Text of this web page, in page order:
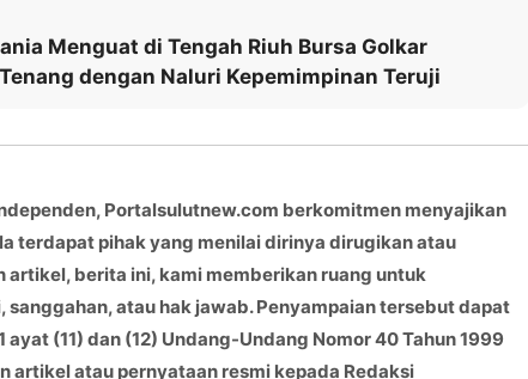
Menguat di Tengah Riuh Bursa Golkar
dengan Naluri Kepemimpinan Teruji
Portalsulutnew.com berkomitmen menyajikan
terdapat pihak yang menilai dirinya dirugikan atau
berita ini, kami memberikan ruang untuk
atau hak jawab. Penyampaian tersebut dapat
(11) dan (12) Undang-Undang Nomor 40 Tahun 1999
artikel atau pernyataan resmi kepada Redaksi